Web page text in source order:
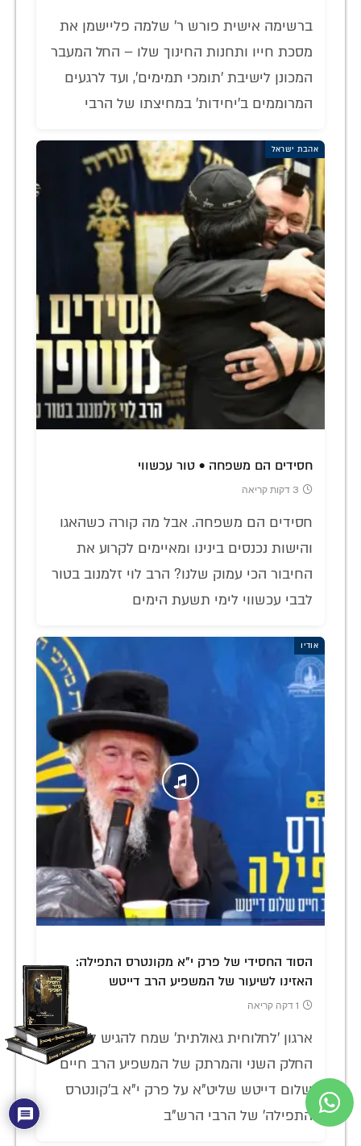
ברשימה אישית פורש ר' שלמה פליישמן את
מסכת חייו ותחנות החינוך שלו – החל המעבר
המכונן לישיבת 'תומכי תמימים', ועד לרגעים
המרוממים ב'יחידות' במחיצתו של הרבי
אהבת ישראל
חסידים הם משפחה • טור עכשווי
3 דקות קריאה
חסידים הם משפחה. אבל מה קורה כשהאגו
והישות נכנסים בינינו ומאיימים לקרוע את
החיבור הכי עמוק שלנו? הרב לוי זלמנוב בטור
לבבי עכשווי לימי תשעת הימים
אודיו
הסוד החסידי של פרק י"א מקונטרס התפילה:
האזינו לשיעור של המשפיע הרב דייטש
1 דקה קריאה
ארגון 'לחלוחית גאולתית' שמח להגיש לכם את
החלק השני והמרתק של המשפיע הרב חיים
שלום דייטש שליט"א על פרק י"א ב'קונטרס
התפילה' של הרבי הרש"ב